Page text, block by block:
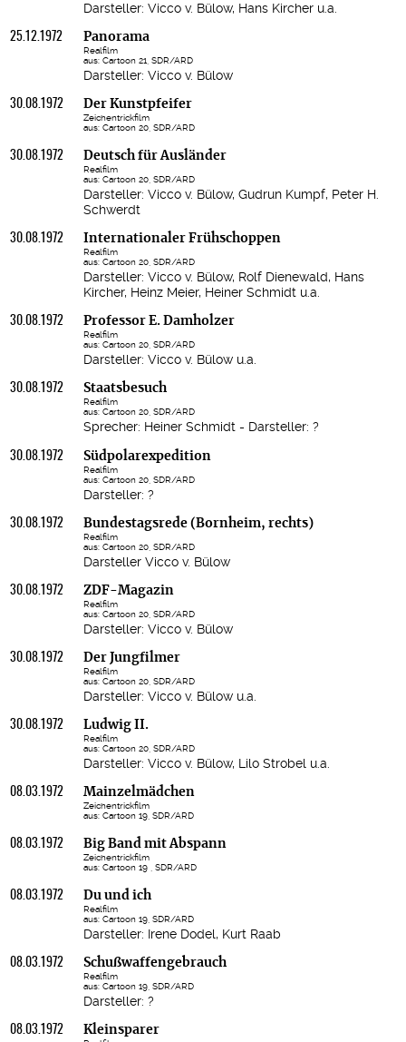
Darsteller: Vicco v. Bülow, Hans Kircher u.a.
25.12.1972 Panorama
Realfilm
aus: Cartoon 21, SDR/ARD
Darsteller: Vicco v. Bülow
30.08.1972 Der Kunstpfeifer
Zeichentrickfilm
aus: Cartoon 20, SDR/ARD
30.08.1972 Deutsch für Ausländer
Realfilm
aus: Cartoon 20, SDR/ARD
Darsteller: Vicco v. Bülow, Gudrun Kumpf, Peter H.
Schwerdt
30.08.1972 Internationaler Frühschoppen
Realfilm
aus: Cartoon 20, SDR/ARD
Darsteller: Vicco v. Bülow, Rolf Dienewald, Hans
Kircher, Heinz Meier, Heiner Schmidt u.a.
30.08.1972 Professor E. Damholzer
Realfilm
aus: Cartoon 20, SDR/ARD
Darsteller: Vicco v. Bülow u.a.
30.08.1972 Staatsbesuch
Realfilm
aus: Cartoon 20, SDR/ARD
Sprecher: Heiner Schmidt - Darsteller: ?
30.08.1972 Südpolarexpedition
Realfilm
aus: Cartoon 20, SDR/ARD
Darsteller: ?
30.08.1972 Bundestagsrede (Bornheim, rechts)
Realfilm
aus: Cartoon 20, SDR/ARD
Darsteller Vicco v. Bülow
30.08.1972 ZDF-Magazin
Realfilm
aus: Cartoon 20, SDR/ARD
Darsteller: Vicco v. Bülow
30.08.1972 Der Jungfilmer
Realfilm
aus: Cartoon 20, SDR/ARD
Darsteller: Vicco v. Bülow u.a.
30.08.1972 Ludwig II.
Realfilm
aus: Cartoon 20, SDR/ARD
Darsteller: Vicco v. Bülow, Lilo Strobel u.a.
08.03.1972 Mainzelmädchen
Zeichentrickfilm
aus: Cartoon 19, SDR/ARD
08.03.1972 Big Band mit Abspann
Zeichentrickfilm
aus: Cartoon 19 , SDR/ARD
08.03.1972 Du und ich
Realfilm
aus: Cartoon 19, SDR/ARD
Darsteller: Irene Dodel, Kurt Raab
08.03.1972 Schußwaffengebrauch
Realfilm
aus: Cartoon 19, SDR/ARD
Darsteller: ?
08.03.1972 Kleinsparer